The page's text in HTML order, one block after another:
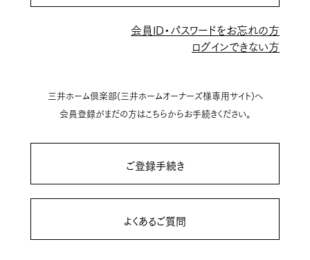
会員ID・パスワードをお忘れの方
ログインできない方
三井ホーム倶楽部(三井ホームオーナーズ様専用サイト)へ
会員登録がまだの方はこちらからお手続きください。
ご登録手続き
よくあるご質問